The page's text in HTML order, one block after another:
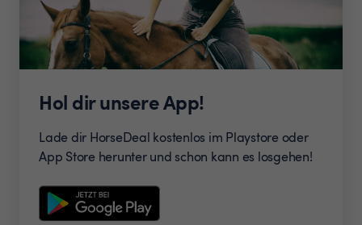
Hol dir unsere App!
Lade dir HorseDeal kostenlos im Playstore oder
App Store herunter und schon kann es losgehen!